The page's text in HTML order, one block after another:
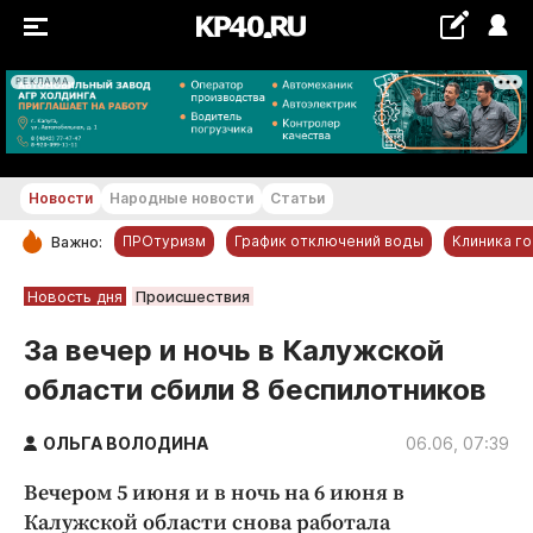
РЕКЛАМА
+24...+25 °С
РУБРИКИ
Новости компаний
Статьи
Народные новости
Благоустройство
Новости Народные новости Статьи
Важно: ПРОтуризм График отключений воды Клиника
Новость дня Происшествия
За вечер и ночь в Калужской
области сбили 8 беспилотников
ОЛЬГА ВОЛОДИНА 06.06, 07:39
Вечером 5 июня и в ночь на 6 июня в
Калужской области снова работала